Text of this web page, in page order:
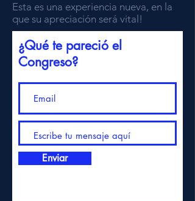
Esta es una experiencia nueva, en la
que su apreciación será vital!
¿Qué te pareció el
Congreso?
Enviar